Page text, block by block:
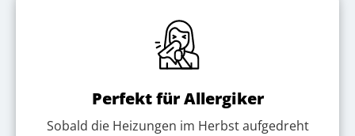
Perfekt für Allergiker
Sobald die Heizungen im Herbst aufgedreht